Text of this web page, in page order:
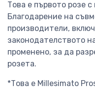
Това е първото розе
Благодарение на
производители,
законодателството
променено, за да
розета.
*Това е Millesimato